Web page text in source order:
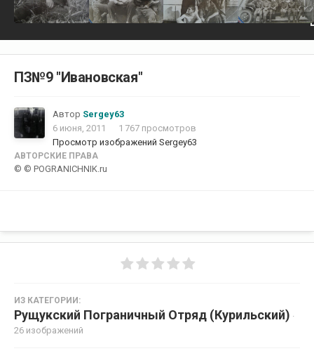
ПЗ№9 "Ивановская"
Автор Sergey63
6 июня, 2011
1 767 просмотров
Просмотр изображений Sergey63
АВТОРСКИЕ ПРАВА
© © POGRANICHNIK.ru
ИЗ КАТЕГОРИИ:
Рущукский Пограничный Отряд (Курильский) ·
26 изображений